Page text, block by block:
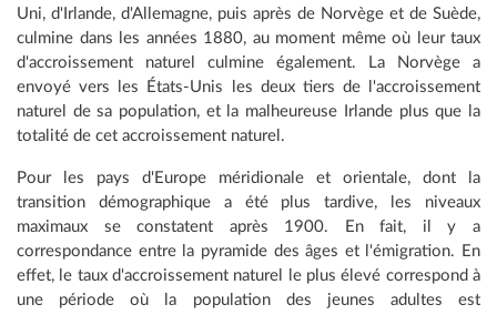
Uni, d'Irlande, d'Allemagne, puis après de Norvège et de Suède,
culmine dans les années 1880, au moment même où leur taux
d'accroissement naturel culmine également. La Norvège a
envoyé vers les États-Unis les deux tiers de l'accroissement
naturel de sa population, et la malheureuse Irlande plus que la
totalité de cet accroissement naturel.
Pour les pays d'Europe méridionale et orientale, dont la
transition démographique a été plus tardive, les niveaux
maximaux se constatent après 1900. En fait, il y a
correspondance entre la pyramide des âges et l'émigration. En
effet, le taux d'accroissement naturel le plus élevé correspond à
une période où la population des jeunes adultes est